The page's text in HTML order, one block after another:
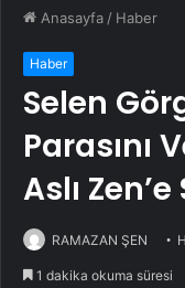
Anasayfa / Haber
Haber
Selen
Parasını
Aslı
RAMAZAN ŞEN
1 dakika okuma süresi